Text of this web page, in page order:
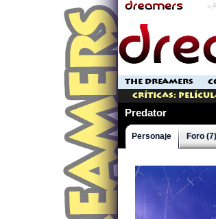
THE DREAMERS
Críticas:
Predator
Personaje Foro (7)